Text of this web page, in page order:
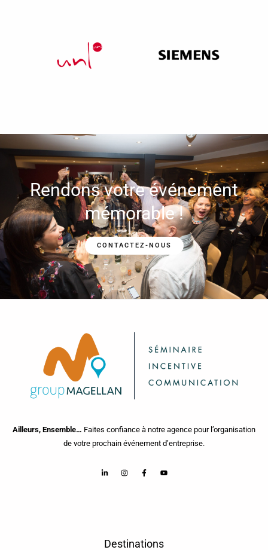
Rendons votre événement
mémorable !
CONTACTEZ-NOUS
Ailleurs, Ensemble… Faites confiance à notre agence pour l’organisation
de votre prochain événement d’entreprise.
Destinations